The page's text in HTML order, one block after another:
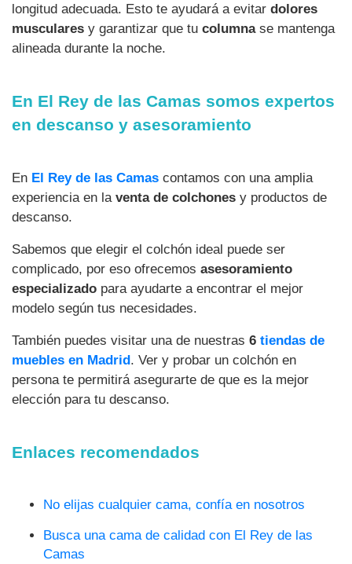
longitud adecuada. Esto te ayudará a evitar dolores
musculares y garantizar que tu columnase mantenga
alineada durante la noche.
En El Rey de las Camas somos expertos
en descanso y asesoramiento
En El Rey de las Camas contamos con una amplia
experiencia en la venta de colchones y productos de
descanso.
Sabemos que elegir el colchón ideal puede ser
complicado, por eso ofrecemos asesoramiento
especializado para ayudarte a encontrar el mejor
modelo según tus necesidades.
También puedes visitar una de nuestras 6 tiendas de
muebles en Madrid. Ver y probar un colchón en
persona te permitirá asegurarte de que es la mejor
elección para tu descanso.
Enlaces recomendados
No elijas cualquier cama, confía en nosotros
Busca una cama de calidad con El Rey de las
Camas